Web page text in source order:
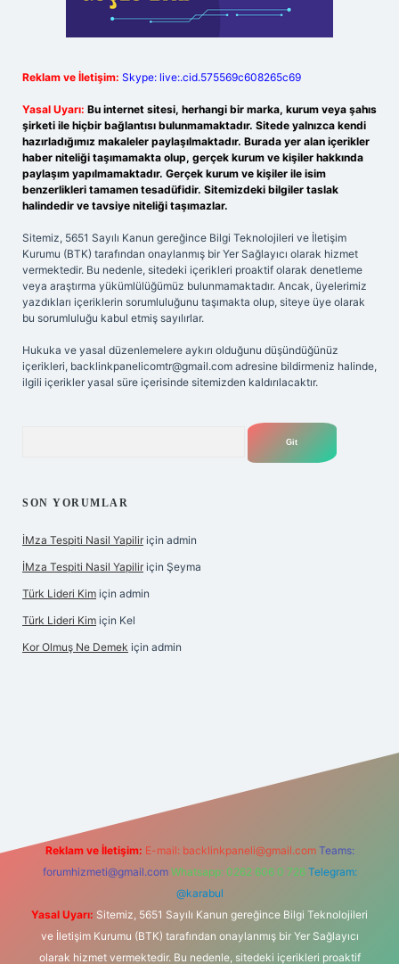
Reklam ve İletişim: Skype: live:.cid.575569c608265c69
Yasal Uyarı: Bu internet sitesi, herhangi bir marka, kurum veya şahıs
şirketi ile hiçbir bağlantısı bulunmamaktadır. Sitede yalnızca kendi
hazırladığımız makaleler paylaşılmaktadır. Burada yer alan içerikler
haber niteliği taşımamakta olup, gerçek kurum ve kişiler hakkında
paylaşım yapılmamaktadır. Gerçek kurum ve kişiler ile isim
benzerlikleri tamamen tesadüfidir. Sitemizdeki bilgiler taslak
halindedir ve tavsiye niteliği taşımazlar.
Sitemiz, 5651 Sayılı Kanun gereğince Bilgi Teknolojileri ve İletişim
Kurumu (BTK) tarafından onaylanmış bir Yer Sağlayıcı olarak hizmet
vermektedir. Bu nedenle, sitedeki içerikleri proaktif olarak denetleme
veya araştırma yükümlülüğümüz bulunmamaktadır. Ancak, üyelerimiz
yazdıkları içeriklerin sorumluluğunu taşımakta olup, siteye üye olarak
bu sorumluluğu kabul etmiş sayılırlar.
Hukuka ve yasal düzenlemelere aykırı olduğunu düşündüğünüz
içerikleri, backlinkpanelicomtr@gmail.com adresine bildirmeniz halinde,
ilgili içerikler yasal süre içerisinde sitemizden kaldırılacaktır.
SON YORUMLAR
İMza Tespiti Nasil Yapilir için admin
İMza Tespiti Nasil Yapilir için Şeyma
Türk Lideri Kim için admin
Türk Lideri Kim için Kel
Kor Olmuş Ne Demek için admin
Reklam ve İletişim: E-mail: backlinkpaneli@gmail.com Teams:
forumhizmeti@gmail.com Whatsapp: 0262 606 0 726 Telegram:
@karabul
Yasal Uyarı: Sitemiz, 5651 Sayılı Kanun gereğince Bilgi Teknolojileri
ve İletişim Kurumu (BTK) tarafından onaylanmış bir Yer Sağlayıcı
olarak hizmet vermektedir. Bu nedenle, sitedeki içerikleri proaktif